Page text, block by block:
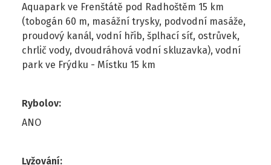
Aquapark ve Frenštátě pod Radhoštěm 15 km
(tobogán 60 m, masážní trysky, podvodní masáže,
proudový kanál, vodní hřib, šplhací síť, ostrůvek,
chrlič vody, dvoudráhová vodní skluzavka), vodní
park ve Frýdku - Místku 15 km
Rybolov:
ANO
Lyžování: